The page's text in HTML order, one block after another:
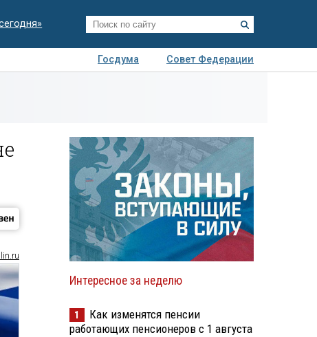
Госдума
Совет Федерации
Интересное за неделю
1
Как изменятся пенсии
работающих пенсионеров с 1 августа